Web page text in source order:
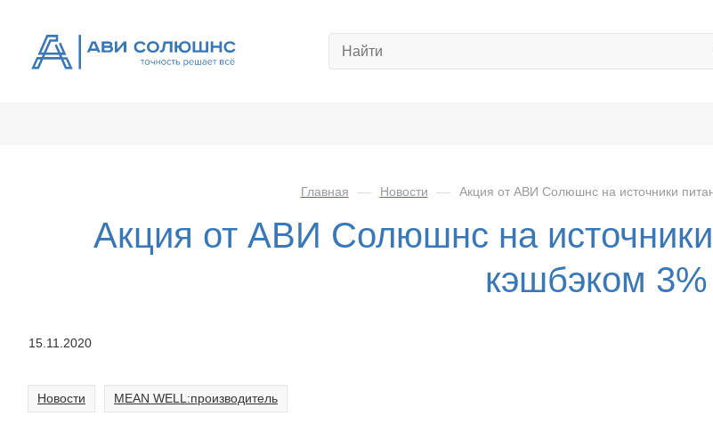
Главная — Новости — Акция от АВИ Солюшнс на источники
Акция от АВИ Солюшнс на
кэшбэком 3%
15.11.2020
Новости MEAN WELL:производитель